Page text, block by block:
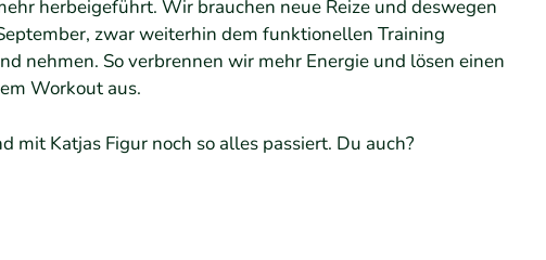
herbeigeführt. Wir brauchen neue Reize und deswegen
zwar weiterhin dem funktionellen Training
nehmen. So verbrennen wir mehr Energie und lösen einen
Workout aus.
mit Katjas Figur noch so alles passiert. Du auch?